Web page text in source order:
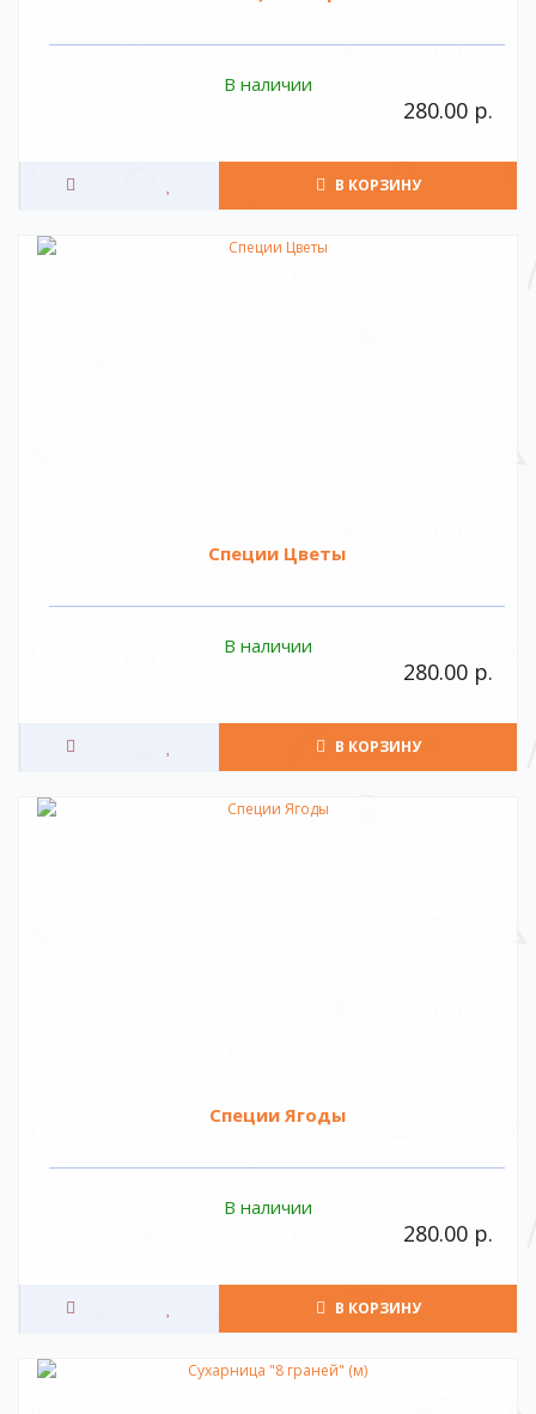
В наличии
280.00 р.
В КОРЗИНУ
Специи Цветы
В наличии
280.00 р.
В КОРЗИНУ
Специи Ягоды
В наличии
280.00 р.
В КОРЗИНУ